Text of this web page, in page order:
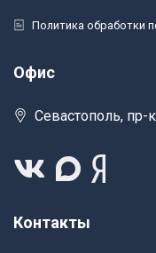
Политика обработки
Офис
Севастополь, пр-
Контакты